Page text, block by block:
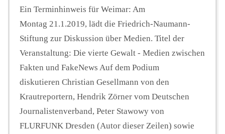
Ein Terminhinweis für Weimar: Am
Montag 21.1.2019, lädt die Friedrich-Naumann-
Stiftung zur Diskussion über Medien. Titel der
Veranstaltung: Die vierte Gewalt - Medien zwischen
Fakten und FakeNews Auf dem Podium
diskutieren Christian Gesellmann von den
Krautreportern, Hendrik Zörner vom Deutschen
Journalistenverband, Peter Stawowy von
FLURFUNK Dresden (Autor dieser Zeilen) sowie